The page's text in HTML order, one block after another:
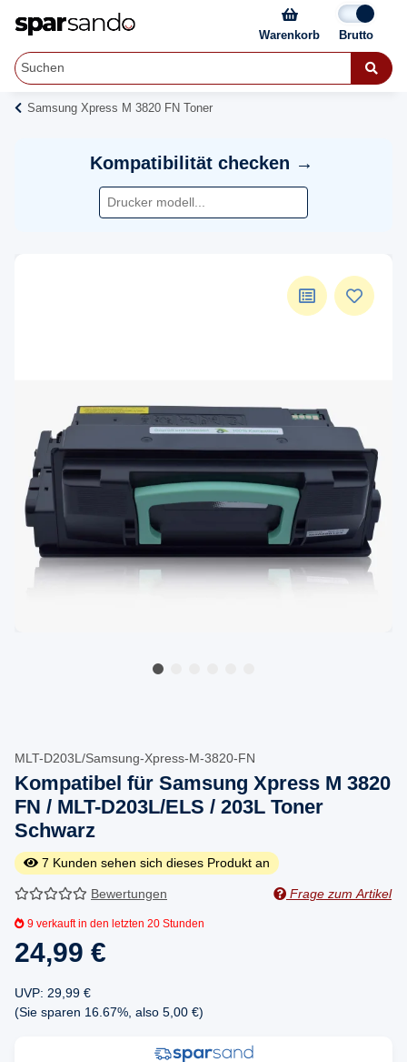
Warenkorb
Samsung Xpress M 3820 FN Toner
Kompatibilität checken →
MLT-D203L/Samsung-Xpress-M-3820-FN
Kompatibel für Samsung Xpress M 3820
FN / MLT-D203L/ELS / 203L Toner
Schwarz
7 Kunden sehen sich dieses Produkt an
Bewertungen Frage zum Artikel
9 verkauft in den letzten 20 Stunden
24,99 €
UVP: 29,99 €
(Sie sparen 16.67% , also 5,00 €)